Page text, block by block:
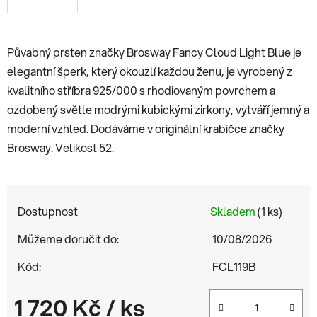
Půvabný prsten značky BroswayFancy Cloud Light Blueje
elegantní šperk, který okouzlí každou ženu, je vyrobený z
kvalitního stříbra 925/000 s rhodiovaným povrchem a
ozdobený světle modrými kubickými zirkony, vytváří jemný a
moderní vzhled. Dodáváme v originální krabičce značky
Brosway. Velikost 52.
Dostupnost Skladem(1 ks)
Můžeme doručit do:
10/08/2026
Kód:
FCL119B
1 720 Kč/ ks